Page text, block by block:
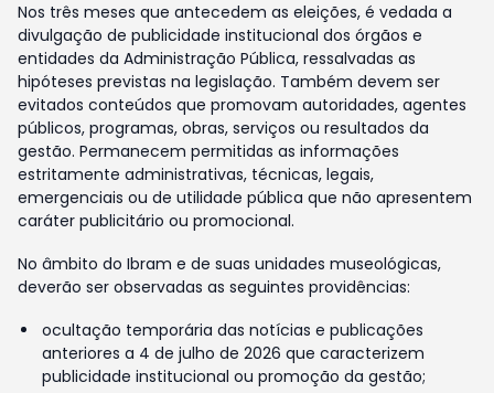
Nos três meses que antecedem as eleições, é vedada a
divulgação de publicidade institucional dos órgãos e
entidades da Administração Pública, ressalvadas as
hipóteses previstas na legislação. Também devem ser
evitados conteúdos que promovam autoridades, agentes
públicos, programas, obras, serviços ou resultados da
gestão. Permanecem permitidas as informações
estritamente administrativas, técnicas, legais,
emergenciais ou de utilidade pública que não apresentem
caráter publicitário ou promocional.
No âmbito do Ibram e de suas unidades museológicas,
deverão ser observadas as seguintes providências:
ocultação temporária das notícias e publicações
anteriores a 4 de julho de 2026 que caracterizem
publicidade institucional ou promoção da gestão;